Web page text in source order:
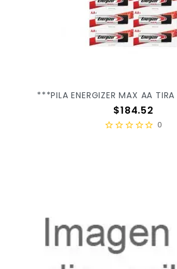
***PILA ENERGIZER MAX AA
Precio
$184.52
0